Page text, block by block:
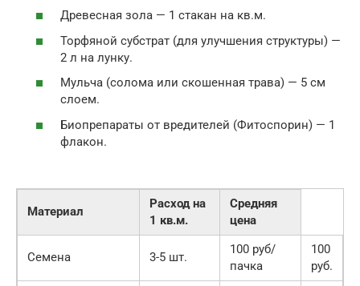
Древесная зола — 1 стакан на кв.м.
Торфяной субстрат (для улучшения структуры) —
2 л на лунку.
Мульча (солома или скошенная трава) — 5 см
слоем.
Биопрепараты от вредителей (Фитоспорин) — 1
флакон.
Материал
Расход на
1 кв.м.
Средняя
цена
Семена 3-5 шт.
100 руб/
пачка
100
руб.